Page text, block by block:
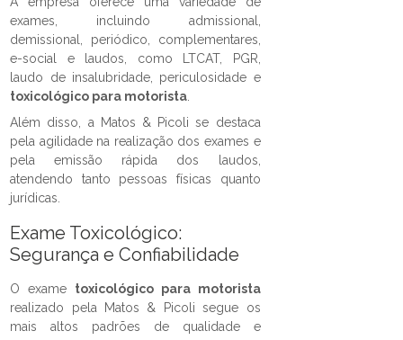
exames, incluindo admissional,
demissional, periódico, complementares,
e-social e laudos, como LTCAT, PGR,
laudo de insalubridade, periculosidade e
toxicológico para motorista
Além disso, a Matos & Picoli se destaca
pela agilidade na realização dos exames e
pela emissão rápida dos laudos,
atendendo tanto pessoas físicas quanto
jurídicas.
Exame Toxicológico:
Segurança e Confiabilidade
O exame toxicológico para motorista
realizado pela Matos & Picoli segue os
mais altos padrões de qualidade e